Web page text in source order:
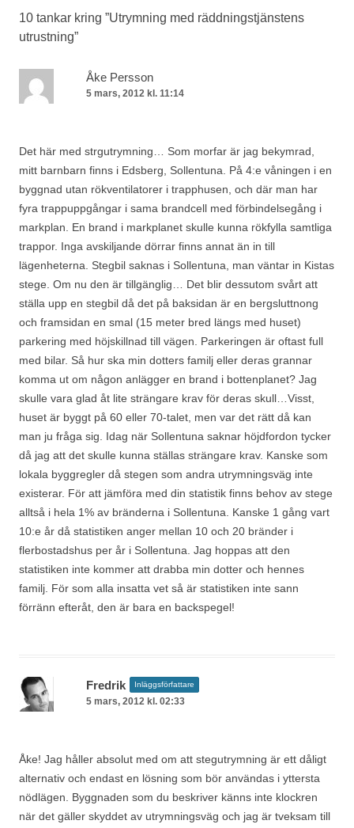
10 tankar kring ”Utrymning med räddningstjänstens
utrustning”
Åke Persson
5 mars, 2012 kl. 11:14
Det här med strgutrymning… Som morfar är jag bekymrad,
mitt barnbarn finns i Edsberg, Sollentuna. På 4:e våningen i en
byggnad utan rökventilatorer i trapphusen, och där man har
fyra trappuppgångar i sama brandcell med förbindelsegång i
markplan. En brand i markplanet skulle kunna rökfylla samtliga
trappor. Inga avskiljande dörrar finns annat än in till
lägenheterna. Stegbil saknas i Sollentuna, man väntar in Kistas
stege. Om nu den är tillgänglig… Det blir dessutom svårt att
ställa upp en stegbil då det på baksidan är en bergsluttnong
och framsidan en smal (15 meter bred längs med huset)
parkering med höjskillnad till vägen. Parkeringen är oftast full
med bilar. Så hur ska min dotters familj eller deras grannar
komma ut om någon anlägger en brand i bottenplanet? Jag
skulle vara glad åt lite strängare krav för deras skull…Visst,
huset är byggt på 60 eller 70-talet, men var det rätt då kan
man ju fråga sig. Idag när Sollentuna saknar höjdfordon tycker
då jag att det skulle kunna ställas strängare krav. Kanske som
lokala byggregler då stegen som andra utrymningsväg inte
existerar. För att jämföra med din statistik finns behov av stege
alltså i hela 1% av bränderna i Sollentuna. Kanske 1 gång vart
10:e år då statistiken anger mellan 10 och 20 bränder i
flerbostadshus per år i Sollentuna. Jag hoppas att den
statistiken inte kommer att drabba min dotter och hennes
familj. För som alla insatta vet så är statistiken inte sann
förränn efteråt, den är bara en backspegel!
Fredrik Inläggsförfattare
5 mars, 2012 kl. 02:33
Åke! Jag håller absolut med om att stegutrymning är ett dåligt
alternativ och endast en lösning som bör användas i yttersta
nödlägen. Byggnaden som du beskriver känns inte klockren
när det gäller skyddet av utrymningsväg och jag är tveksam till